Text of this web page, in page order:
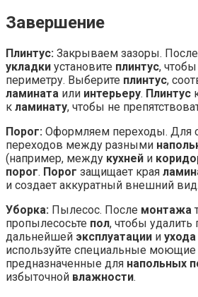
Завершение
Плинтус: Закрываем зазоры.
укладки установите плинтус,
периметру. Выберите плинтус,
ламината или интерьеру. Плинтус
к ламинату, чтобы не
Порог: Оформляем переходы. Для
переходов между разными
(например, между кухней и
порог. Порог защищает края
и создает аккуратный внешний вид.
Уборка: Пылесос. После монтажа
пропылесосьте пол, чтобы
дальнейшей эксплуатации и ухода
используйте специальные моющие
предназначенные для напольных
избыточной влажности.